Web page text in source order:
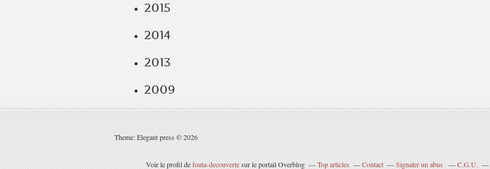
2015
2014
2013
2009
Theme: Elegant press © 2026
Voir le profil defouta-decouvertesur le portail Overblog Top articles Contact Signaler un abus C.G.U.